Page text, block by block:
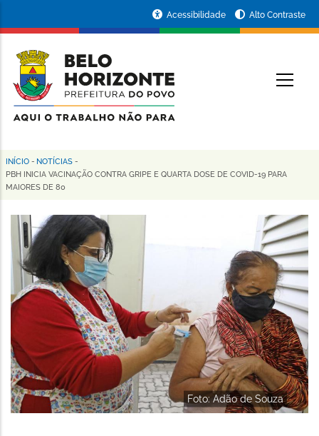
conteúdo
principal
da
Prefeitura
de
Horizonte
Acessibilidade Alto Contraste
Trilha
de
navegação
INÍCIO - NOTÍCIAS -
PBH INICIA VACINAÇÃO CONTRA GRIPE E QUARTA DOSE DE COVID-19 PARA
MAIORES DE 80
Foto: Adão de Souza